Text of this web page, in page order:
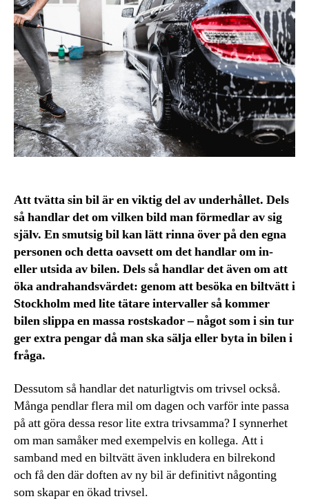
Att tvätta sin bil är en viktig del av underhållet. Dels
så handlar det om vilken bild man förmedlar av sig
själv. En smutsig bil kan lätt rinna över på den egna
personen och detta oavsett om det handlar om in-
eller utsida av bilen. Dels så handlar det även om att
öka andrahandsvärdet: genom att besöka en biltvätt i
Stockholm med lite tätare intervaller så kommer
bilen slippa en massa rostskador – något som i sin tur
ger extra pengar då man ska sälja eller byta in bilen i
fråga.
Dessutom så handlar det naturligtvis om trivsel också.
Många pendlar flera mil om dagen och varför inte passa
på att göra dessa resor lite extra trivsamma? I synnerhet
om man samåker med exempelvis en kollega. Att i
samband med en biltvätt även inkludera en bilrekond
och få den där doften av ny bil är definitivt någonting
som skapar en ökad trivsel.